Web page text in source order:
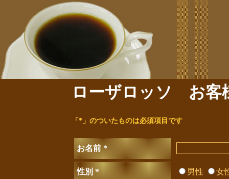
ローザロッソ お客
「*」のついたものは必須項目です
お名前*
性別* 男性 女